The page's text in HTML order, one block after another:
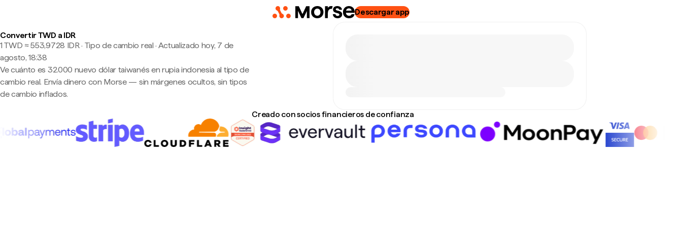
Descargar app
Convertir TWD a IDR
1 TWD ≈ 553,9728 IDR · Tipo de cambio real · Actualizado hoy, 7 de
agosto, 18:38
Ve cuánto es 32.000 nuevo dólar taiwanés en rupia indonesia al tipo de
cambio real. Envía dinero con Morse — sin márgenes ocultos, sin tipos
de cambio inflados.
Creado con socios financieros de confianza